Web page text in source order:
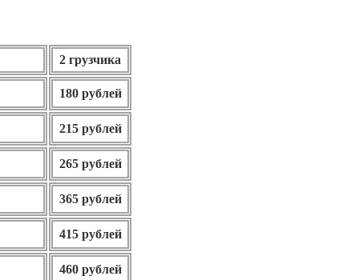
2 грузчика
180 рублей
215 рублей
265 рублей
365 рублей
415 рублей
460 рублей